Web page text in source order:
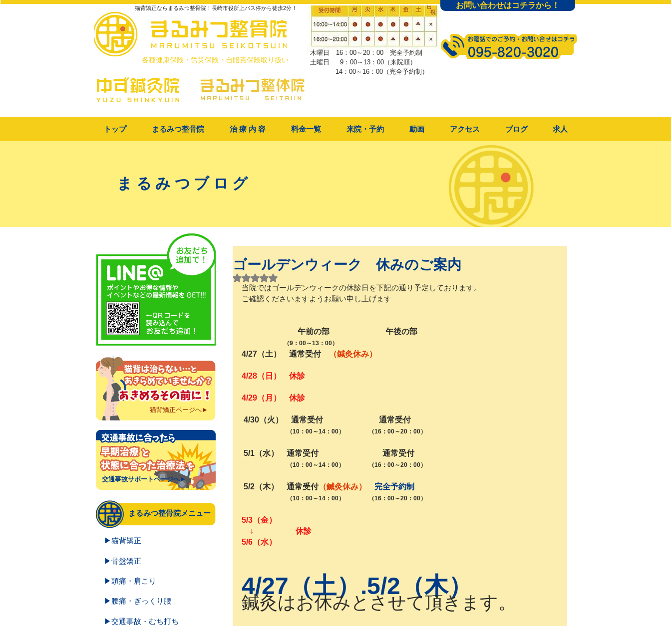
猫背矯正ならまるみつ整骨院！長崎市役所上バス停から徒歩2分！ お問い合わせはコチラから！
​各種健康保険・労災保険・自賠責保険取り扱い
木曜日 16：00～20：00 完全予約制
土曜日 9：00～13：00（来院順）
​ 14：00～16：00（完全予約制）
トップ まるみつ整骨院 治 療 内 容 料金一覧 来院・予約 動画 アクセス ブログ 求人
まるみつブログ
猫背矯正ページへ►
交通事故サポートページへ►
まるみつ整骨院メニュー
▶猫背矯正
▶骨盤矯正
▶頭痛・肩こり
▶腰痛・ぎっくり腰
▶交通事故・むち打ち
ゴールデンウィーク 休みのご案内
5つ星のうちNaNと評価されています。
当院ではゴールデンウィークの休診日を下記の通り予定しております。
ご確認くださいますようお願い申し上げます
午前の部　　　　　　　午後の部
（9：00～13：00）
4/27（土）　通常受付 （鍼灸休み）
4/28（日）　休診
4/29（月）　休診
4/30（火）　通常受付　　　　　　　通常受付
（10：00～14：00）　　　　（16：00～20：00）
5/1（水）　通常受付　　　　　　　　通常受付
（10：00～14：00）　　　　（16：00～20：00）
5/2（木）　通常受付（鍼灸休み） 完全予約制
（10：00～14：00）　　　　（16：00～20：00）
5/3（金）
↓　　　　 　休診
5/6（水）
4/27（土）.5/2（木）
鍼灸はお休みとさせて頂きます。